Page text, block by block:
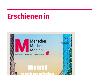
Erschienen in